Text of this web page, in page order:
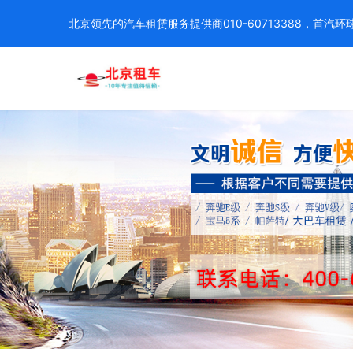
北京领先的汽车租赁服务提供商010-60713388，首汽环